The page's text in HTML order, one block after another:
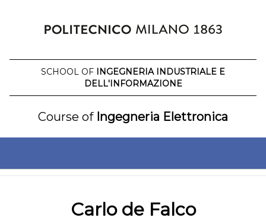
SCHOOL OF INGEGNERIA INDUSTRIALE E
DELL'INFORMAZIONE
Course ofIngegneria Elettronica
Carlo de Falco